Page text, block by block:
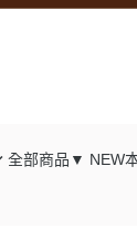
全部商品 ▼ NEW